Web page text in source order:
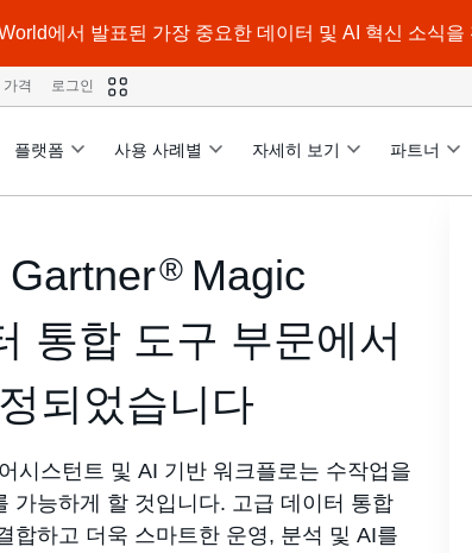
에서 발표된 가장 중요한 데이터 및 AI 혁신 소식을
플랫폼 사용 사례별 자세히 보기 파트너
가격 로그인
®Magic
통합 도구 부문에서
되었습니다
시스턴트 및 AI 기반 워크플로는 수작업을
가능하게 할 것입니다. 고급 데이터 통합
합하고 더욱 스마트한 운영, 분석 및 AI를